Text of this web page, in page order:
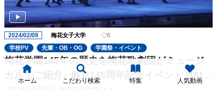
2024/02/09 梅花女子大学
0
学校PV
先輩・OB・OG 学園祭・イベント
梅花学園145年の歴史を梅花歌劇団がミュージ
カルでご紹介♪ 創立145周年記念イベント BAIK
ホーム こだわり検索 特集 人気動画